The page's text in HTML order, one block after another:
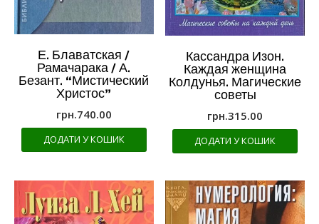
Е. Блаватская /
Рамачарака / А.
Безант. “Мистический
Христос”
грн.740.00
ДОДАТИ У КОШИК
Кассандра Изон.
Каждая женщина
Колдунья. Магические
советы
грн.315.00
ДОДАТИ У КОШИК